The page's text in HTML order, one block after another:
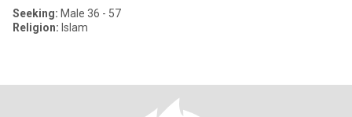
Seeking: Male 36 - 57
Religion: Islam